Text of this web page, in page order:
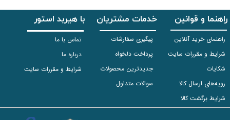
راهنما و قوانین
راهنمای خرید آنلاین
شرایط و مقررات سایت
شکایات
رویه‌های ارسال کالا
شرایط برگشت کالا
خدمات مشتریان
پیگیری سفارشات
پرداخت دلخواه
جدیدترین محصولات
سوالات متداول
با هیربد استور
تماس با ما
درباره ما
شرایط و مقررات سایت